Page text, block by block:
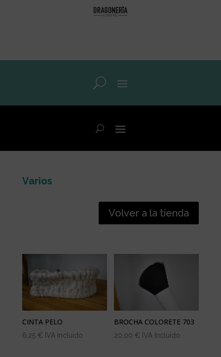
Varios
Volver a la tienda
CINTA PELO
6,25 € IVA Incluido
BROCHA COLORETE 703
20,00 € IVA Incluido